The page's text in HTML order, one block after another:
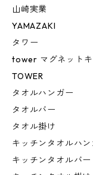
山崎実業
YAMAZAKI
タワー
tower マグネット
TOWER
タオルハンガー
タオルバー
タオル掛け
キッチンタオルハン
キッチンタオルバー